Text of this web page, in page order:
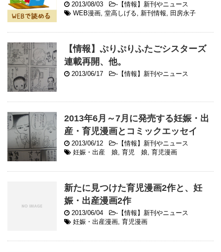
2013/08/03 - 【情報】新刊やニュース
WEB漫画, 堂高しげる, 新刊情報, 田房永子
【情報】ぷりぷりふたごシスターズ
連載再開、他。
2013/06/17 - 【情報】新刊やニュース
2013年6月～7月に発売する妊娠・出
産・育児漫画とコミックエッセイ
2013/06/12 - 【情報】新刊やニュース
妊娠・出産 娘, 育児 娘, 育児漫画
新たに見つけた育児漫画2作と、妊
娠・出産漫画2作
2013/06/04 - 【情報】新刊やニュース
妊娠・出産漫画, 育児漫画